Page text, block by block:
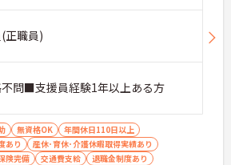
正職員)
問■支援員経験1年以上ある方
無資格OK
年間休日110日以上
あり
産休･育休･介護休暇取得実績あり
険完備 交通費支給 退職金制度あり